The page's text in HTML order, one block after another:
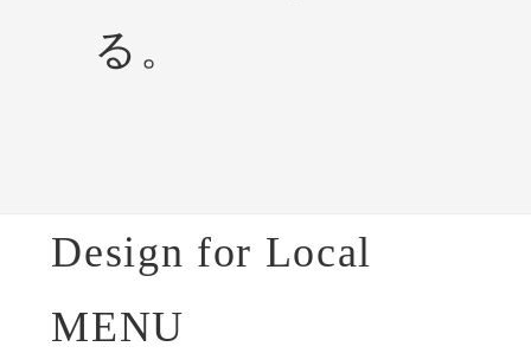
る。
Design for Local
MENU